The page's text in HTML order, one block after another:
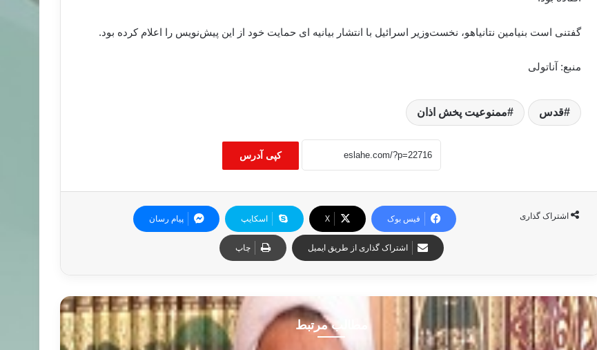
گفتنی است بنیامین نتانیاهو، نخست‌وزیر اسرائیل با انتشار بیانیه ای حمایت خود از این پیش‌نویس را اعلام کرده بود.
منبع: آناتولی
قدس ممنوعیت پخش اذان
کپی آدرس
اشتراک گذاری فیس بوک X اسکایپ پیام رسان
اشتراک گذاری از طریق ایمیل چاپ
مطالب مرتبط